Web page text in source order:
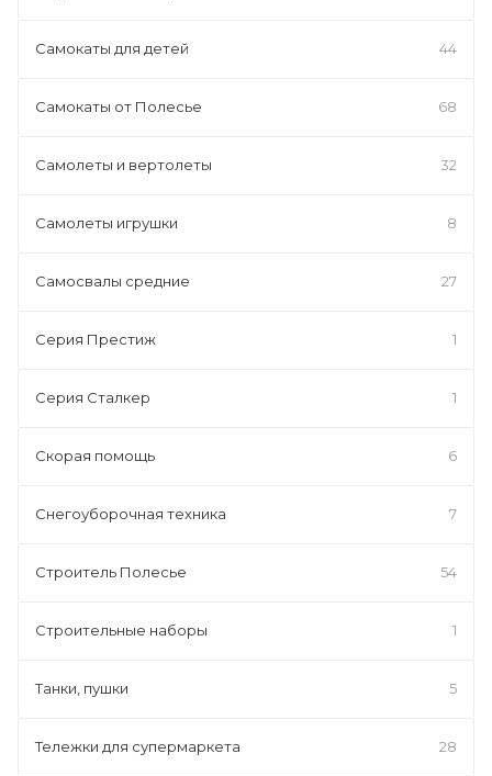
Самокаты для детей 44
Самокаты от Полесье 68
Самолеты и вертолеты 32
Самолеты игрушки 8
Самосвалы средние 27
Серия Престиж 1
Серия Сталкер 1
Скорая помощь 6
Снегоуборочная техника 7
Строитель Полесье 54
Строительные наборы 1
Танки, пушки 5
Тележки для супермаркета 28